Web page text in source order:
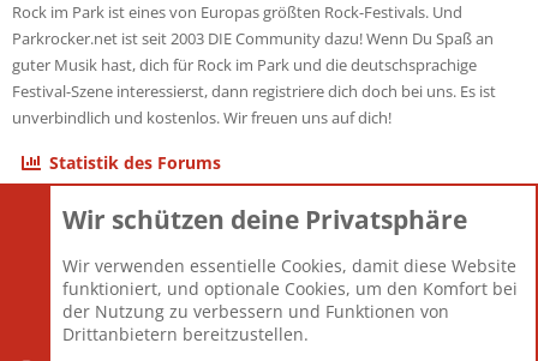
Rock im Park ist eines von Europas größten Rock-Festivals. Und
Parkrocker.net ist seit 2003 DIE Community dazu! Wenn Du Spaß an
guter Musik hast, dich für Rock im Park und die deutschsprachige
Festival-Szene interessierst, dann registriere dich doch bei uns. Es ist
unverbindlich und kostenlos. Wir freuen uns auf dich!
Statistik des Forums
Themen
Mitglieder
12.427
Neuestes Mitglied
Berlin
Wir schützen deine Privatsphäre
Wir verwenden essentielle Cookies, damit diese Website
funktioniert, und optionale Cookies, um den Komfort bei
der Nutzung zu verbessern und Funktionen von
Drittanbietern bereitzustellen.